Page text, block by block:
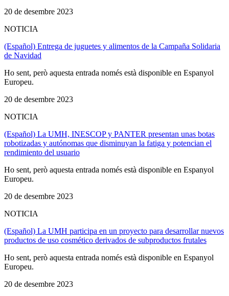
20 de desembre 2023
NOTICIA
(Español) Entrega de juguetes y alimentos de la Campaña Solidaria
de Navidad
Ho sent, però aquesta entrada només està disponible en Espanyol
Europeu.
20 de desembre 2023
NOTICIA
(Español) La UMH, INESCOP y PANTER presentan unas botas
robotizadas y autónomas que disminuyan la fatiga y potencian el
rendimiento del usuario
Ho sent, però aquesta entrada només està disponible en Espanyol
Europeu.
20 de desembre 2023
NOTICIA
(Español) La UMH participa en un proyecto para desarrollar nuevos
productos de uso cosmético derivados de subproductos frutales
Ho sent, però aquesta entrada només està disponible en Espanyol
Europeu.
20 de desembre 2023